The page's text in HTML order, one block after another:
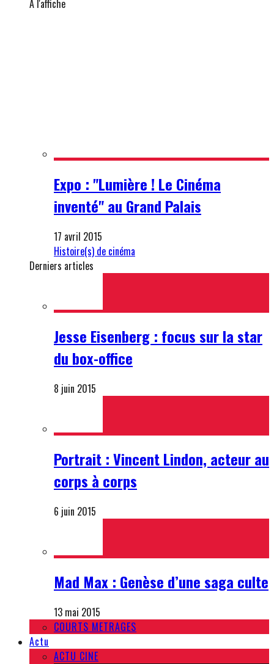
A l'affiche
Expo : "Lumière ! Le Cinéma
inventé" au Grand Palais
17 avril 2015
Histoire(s) de cinéma
Derniers articles
Jesse Eisenberg : focus sur la star
du box-office
8 juin 2015
Portrait : Vincent Lindon, acteur au
corps à corps
6 juin 2015
Mad Max : Genèse d’une saga culte
13 mai 2015
COURTS METRAGES
Actu
ACTU CINE